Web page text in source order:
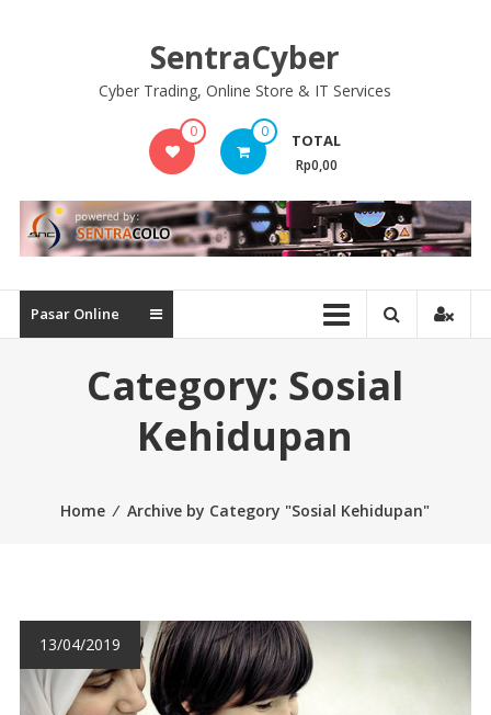
SentraCyber
Cyber Trading, Online Store & IT Services
0 0 TOTAL
Rp0,00
Pasar Online
Category: Sosial
Kehidupan
Home ⁄ Archive by Category "Sosial Kehidupan"
13/04/2019